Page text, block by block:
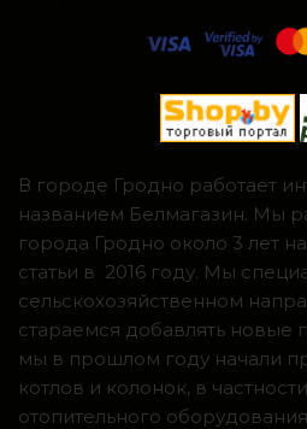
В городе Гродно работает
названием Белмагазин. Мы
города Гродно около 3 лет
статьи в 2016 году. Мы
сельскохозяйственном
стараемся добавлять новые
мы в прошлом году начали
котлов и колонок, в
отопительного